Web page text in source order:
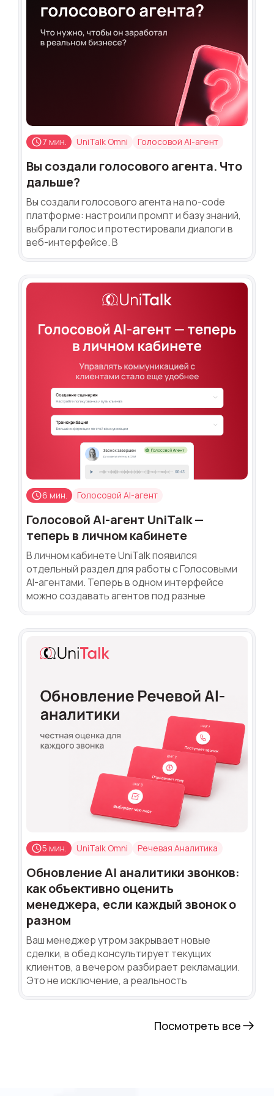
7 мин. UniTalk Omni Голосовой AI-агент
Вы создали голосового агента. Что
дальше?
Вы создали голосового агента на no-code
платформе: настроили промпт и базу знаний,
выбрали голос и протестировали диалоги в
веб-интерфейсе. В
6 мин. Голосовой AI-агент
Голосовой AI-агент UniTalk —
теперь в личном кабинете
В личном кабинете UniTalk появился
отдельный раздел для работы с Голосовыми
AI-агентами. Теперь в одном интерфейсе
можно создавать агентов под разные
5 мин. UniTalk Omni Речевая Аналитика
Обновление AI аналитики звонков:
как объективно оценить
менеджера, если каждый звонок о
разном
Ваш менеджер утром закрывает новые
сделки, в обед консультирует текущих
клиентов, а вечером разбирает рекламации.
Это не исключение, а реальность
Посмотреть все